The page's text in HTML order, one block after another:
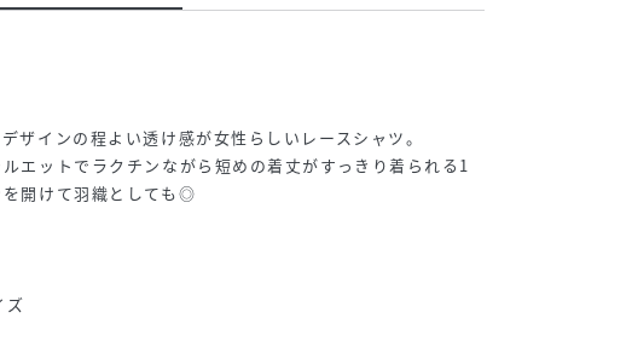
ザインの程よい透け感が女性らしいレースシャツ。
エットでラクチンながら短めの着丈がすっきり着られる1
開けて羽織としても◎
ズ